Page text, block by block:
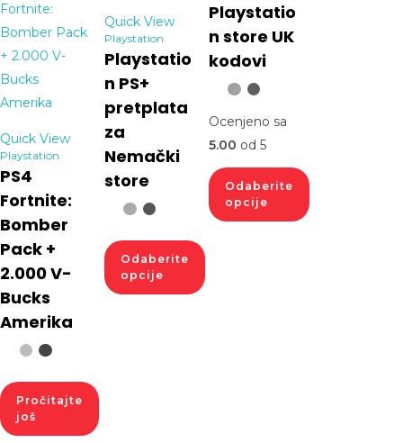
Quick View
Playstation
PS4
Fortnite:
Bomber
Pack +
2.000 V-
Bucks
Amerika
Pročitajte
još
Quick View
Playstation
Playstatio
n PS+
pretplata
za
Nemački
store
Odaberite
opcije
Playstatio
n store UK
kodovi
Ocenjeno sa
5.00 od 5
Odaberite
opcije